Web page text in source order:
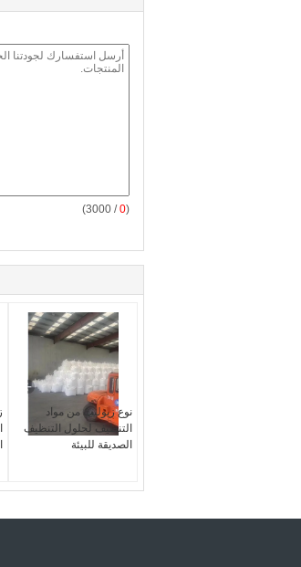
(
0
/ 3000)
نوع زيوليت من مواد
التنظيف لحلول التنظيف
الصديقة للبيئة